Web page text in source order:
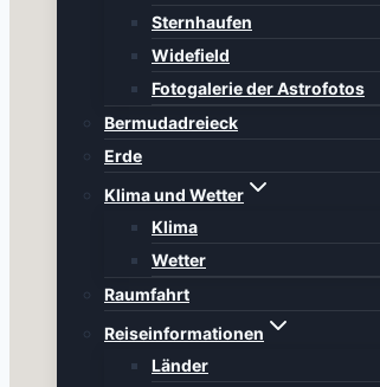
Sternhaufen
Widefield
Fotogalerie der Astrofotos
Bermudadreieck
Erde
Klima und Wetter
Klima
Wetter
Raumfahrt
Reiseinformationen
Länder